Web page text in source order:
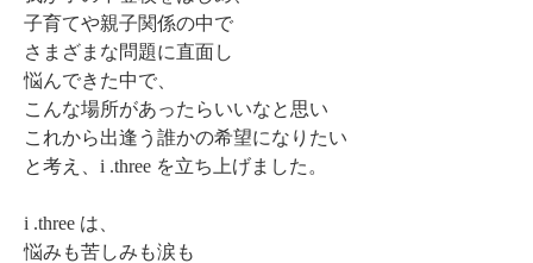
子育てや親子関係の中で
さまざまな問題に直面し
悩んできた中で、
こんな場所があったらいいなと思い
これから出逢う誰かの希望になりたい
と考え、i .three を立ち上げました。
i .three は、
悩みも苦しみも涙も